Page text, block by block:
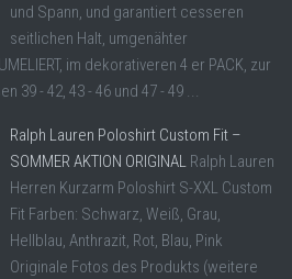
und Spann, und garantiert cesseren
seitlichen Halt, umgenähter
im dekorativeren 4 er PACK, zur
39 - 42, 43 - 46 und 47 - 49 ...
Ralph Lauren Poloshirt Custom Fit –
SOMMER AKTION ORIGINAL Ralph Lauren
Herren Kurzarm Poloshirt S-XXL Custom
Fit Farben: Schwarz, Weiß, Grau,
Hellblau, Anthrazit, Rot, Blau, Pink
Originale Fotos des Produkts (weitere